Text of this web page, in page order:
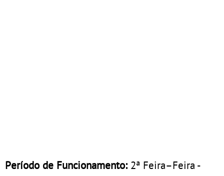
Período de Funcionamento: 2ª Feira–Feira -